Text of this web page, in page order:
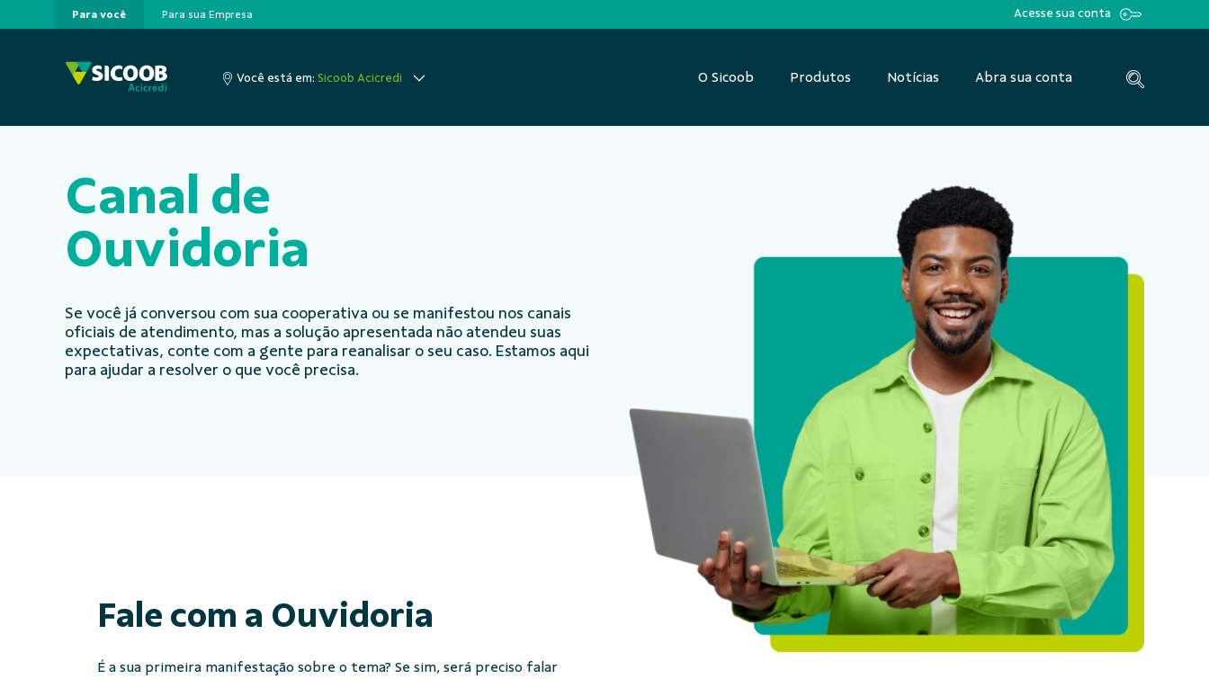
Pular para o Conteúdo principal
Para você Para sua Empresa Acesse sua conta
Você está em:Sicoob Acicredi O Sicoob Produtos Notícias Abra sua conta
Canal de
Ouvidoria
Se você já conversou com sua cooperativa ou se manifestou nos canais
oficiais de atendimento, mas a solução apresentada não atendeu suas
expectativas, conte com a gente para reanalisar o seu caso. Estamos aqui
para ajudar a resolver o que você precisa.
Fale com a Ouvidoria
É a sua primeira manifestação sobre o tema? Se sim, será preciso falar